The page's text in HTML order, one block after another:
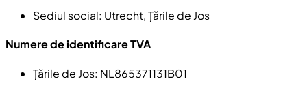
Sediul social: Utrecht, Țările de Jos
Numere de identificare TVA
Țările de Jos: NL865371131B01